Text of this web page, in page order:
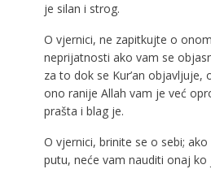
je silan i strog.
O vjernici, ne zapitkujte o
neprijatnosti ako vam se
za to dok se Kur’an objavljuje,
ono ranije Allah vam je već
prašta i blag je.
O vjernici, brinite se o sebi;
putu, neće vam nauditi onaj ko